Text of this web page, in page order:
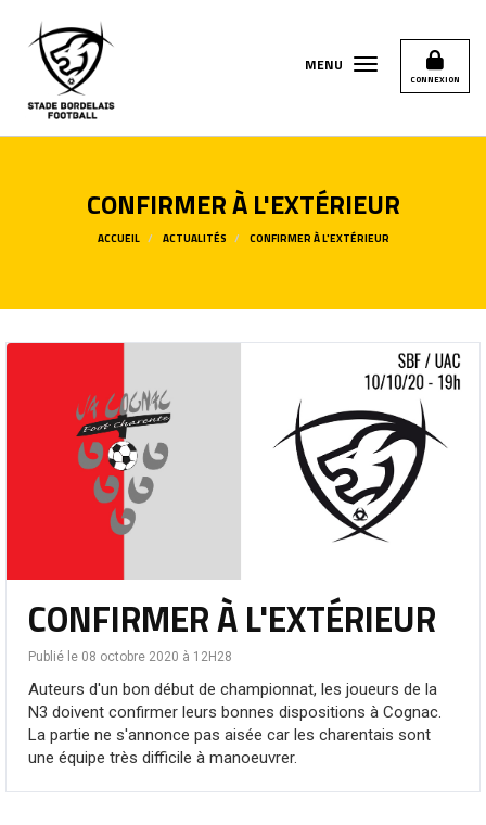
CONNEXION
MENU
CONFIRMER À L'EXTÉRIEUR
ACCUEIL ACTUALITÉS CONFIRMER À L'EXTÉRIEUR
CONFIRMER À L'EXTÉRIEUR
Publié le 08 octobre 2020 à 12H28
Auteurs d'un bon début de championnat, les joueurs de la
N3 doivent confirmer leurs bonnes dispositions à Cognac.
La partie ne s'annonce pas aisée car les charentais sont
une équipe très difficile à manoeuvrer.